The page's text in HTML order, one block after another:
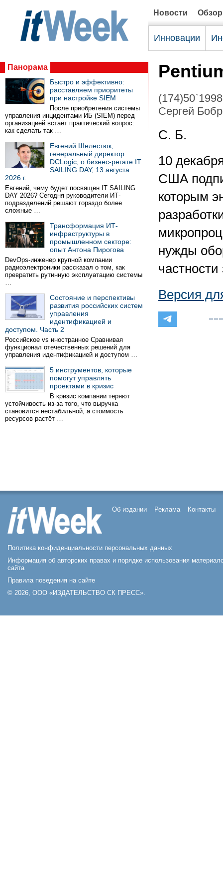
Новости
Инновации
Панорама
Быстро и эффективно:
расставляем приоритеты
при настройке SIEM
После приобретения системы
управления инцидентами ИБ (SIEM) перед
организацией встаёт практический вопрос:
как сделать так …
Евгений Шелестюк,
генеральный директор
DCLogic, о бизнес-регате IT
SAILING DAY, 13 августа
2026 г.
Евгений, чему будет посвящен IT SAILING
DAY 2026? Сегодня руководители ИТ-
подразделений решают гораздо более
сложные …
Трансформация ИТ-
инфраструктуры в
промышленном секторе:
опыт Антона Пирогова
DevOps-инженер крупной компании
радиоэлектроники рассказал о том, как
превратить рутинную эксплуатацию системы
…
Состояние и перспективы
развития российских систем
управления
идентификацией и
доступом. Часть 2
Российское vs иностранное Сравнивая
функционал отечественных решений для
управления идентификацией и доступом …
5 инструментов, которые
помогут управлять
проектами в кризис
В кризис компании теряют
устойчивость из-за того, что выручка
становится нестабильной, а стоимость
ресурсов растёт …
(174)50`1998
Сергей
С. Б.
10
США
которым
нужды
Версия
Об издании Реклама Контакты
Политика конфиденциальности персональных данных
Информация об авторских правах и порядке использования
сайта
Правила поведения на сайте
© 2026, ООО «ИЗДАТЕЛЬСТВО СК ПРЕСС».